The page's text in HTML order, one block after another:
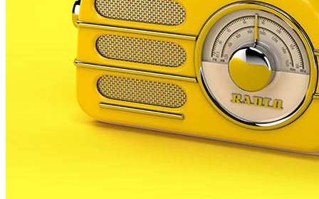
viabilitat a altres propostes plantejades. Ho explica el
número 2 a la llista, Óscar Bermán.
El projecte hoteler és una de les iniciatives que
Nosotros va plantejar el passat dissabte al Centre
Cívic de Ciutat Jardí, en el qual el partit encapçalat